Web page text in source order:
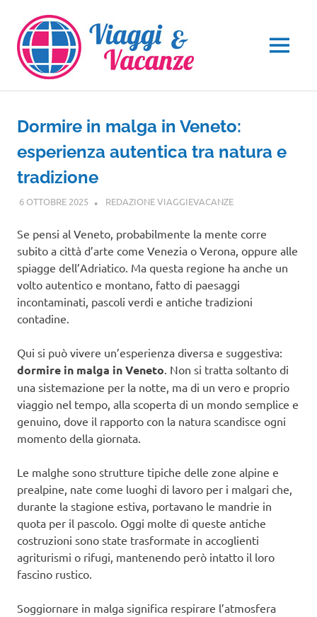
contenuto
MENU
Dormire in malga in Veneto:
esperienza autentica tra natura e
tradizione
6 OTTOBRE 2025 REDAZIONE VIAGGIEVACANZEVIAGGI NEL
Se pensi al Veneto, probabilmente la mente corre
subito a città d’arte come Venezia o Verona, oppure alle
spiagge dell’Adriatico. Ma questa regione ha anche un
volto autentico e montano, fatto di paesaggi
incontaminati, pascoli verdi e antiche tradizioni
contadine.
Qui si può vivere un’esperienza diversa e suggestiva:
dormire in malga in Veneto. Non si tratta soltanto di
una sistemazione per la notte, ma di un vero e proprio
viaggio nel tempo, alla scoperta di un mondo semplice e
genuino, dove il rapporto con la natura scandisce ogni
momento della giornata.
Le malghe sono strutture tipiche delle zone alpine e
prealpine, nate come luoghi di lavoro per i malgari che,
durante la stagione estiva, portavano le mandrie in
quota per il pascolo. Oggi molte di queste antiche
costruzioni sono state trasformate in accoglienti
agriturismi o rifugi, mantenendo però intatto il loro
fascino rustico.
Soggiornare in malga significa respirare l’atmosfera